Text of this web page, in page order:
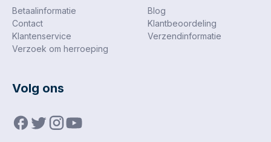
Betaalinformatie
Blog
Contact
Klantbeoordeling
Klantenservice
Verzendinformatie
Verzoek om herroeping
Volg ons